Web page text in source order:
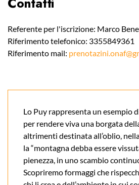
Referente per l'iscrizione: Marco
Riferimento telefonico: 3355849361
Riferimento mail:
Lo Puy rappresenta un esempio
per rendere viva una borgata
altrimenti destinata all’oblio,
la “montagna debba essere
pienezza, in uno scambio
Scopriremo formaggi che